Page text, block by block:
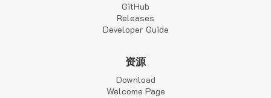
GitHub
Releases
Developer Guide
资源
Download
Welcome Page